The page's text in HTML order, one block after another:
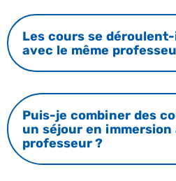
Les cours se
avec le même
Puis-je combiner des
un séjour en immersion
professeur ?